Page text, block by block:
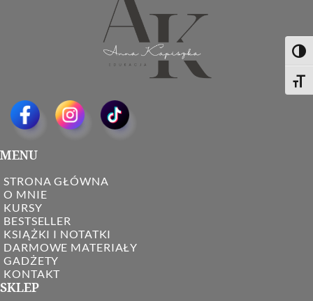
MENU
STRONA GŁÓWNA
O MNIE
KURSY
BESTSELLER
KSIĄŻKI I NOTATKI
DARMOWE MATERIAŁY
GADŻETY
KONTAKT
SKLEP